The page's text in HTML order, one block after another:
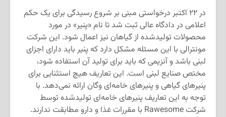
در ۲۲ اکتبر درخواستی مبنی بر شروع رسیدگی برای یک حکم
اعلامی در دادگاه عالی ثبت شد تا نام «پنیر» در مورد
محصولات تولیدشده از گیاهان نیز اعمال شود. این شرکت
مونترالی با این مسئله مشکل دارد که پنیر باید دارای اجزای
لبنی باشد و آنزیمی که باید برای تولید آن استفاده شود،
مختص صنایع لبنی است. این تعاریف هیچ استثنایی برای
پنیرهای گیاهی و پنیرهای خامه‌ای وگان ارائه نمی‌دهد. با
توجه به این تعاریف پنیرهای خامه‌ای تولیدشده توسط
شرکت Rawesome با مقررات غذا و دارو مطابقت ندارند.